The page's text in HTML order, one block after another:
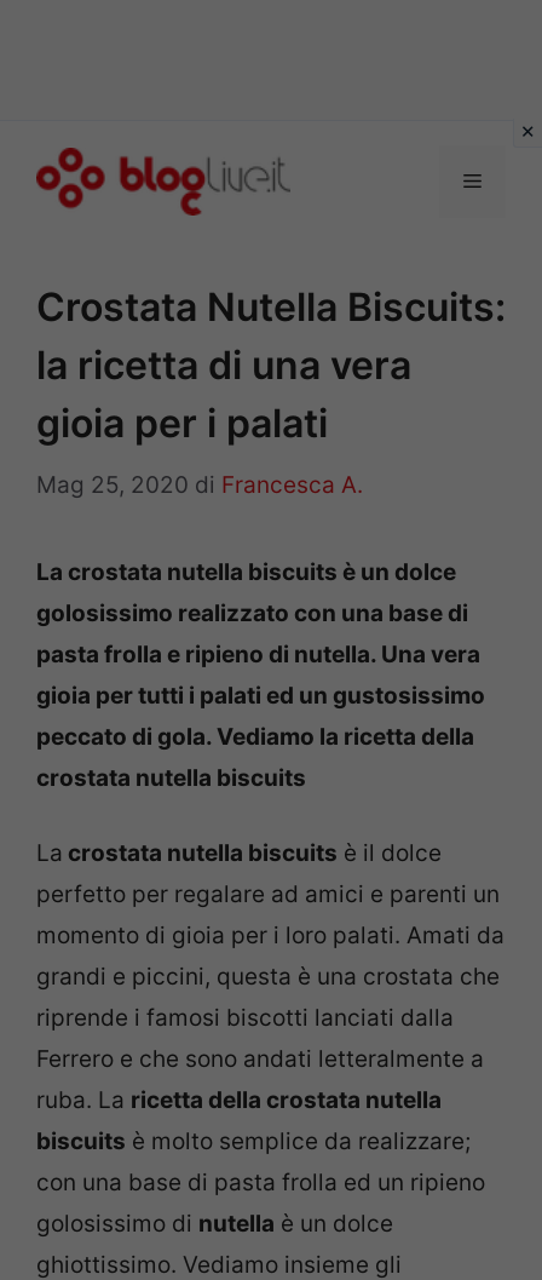
Menu
Crostata Nutella Biscuits:
la ricetta di una vera
gioia per i palati
Mag 25, 2020 di Francesca A.
La crostata nutella biscuits è un dolce
golosissimo realizzato con una base di
pasta frolla e ripieno di nutella. Una vera
gioia per tutti i palati ed un gustosissimo
peccato di gola. Vediamo la ricetta della
crostata nutella biscuits
La crostata nutella biscuits è il dolce
perfetto per regalare ad amici e parenti un
momento di gioia per i loro palati. Amati da
grandi e piccini, questa è una crostata che
riprende i famosi biscotti lanciati dalla
Ferrero e che sono andati letteralmente a
ruba. La ricetta della crostata nutella
biscuits è molto semplice da realizzare;
con una base di pasta frolla ed un ripieno
golosissimo di nutella è un dolce
ghiottissimo. Vediamo insieme gli